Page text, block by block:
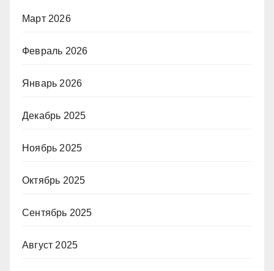
Март 2026
Февраль 2026
Январь 2026
Декабрь 2025
Ноябрь 2025
Октябрь 2025
Сентябрь 2025
Август 2025